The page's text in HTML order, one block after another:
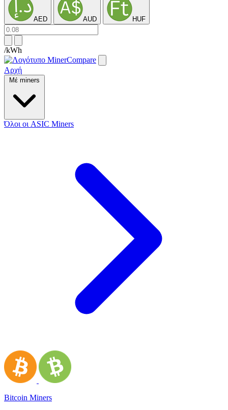
AED AUD HUF
/kWh
Αρχή
Μέ miners
Όλοι οι ASIC Miners
Bitcoin Miners